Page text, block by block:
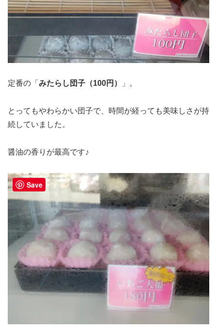
定番の「 みたらし団子（100円） 」。
とってもやわらかい団子で、時間が経っても美味しさが持
続していました。
醤油の香りが最高です♪
Save